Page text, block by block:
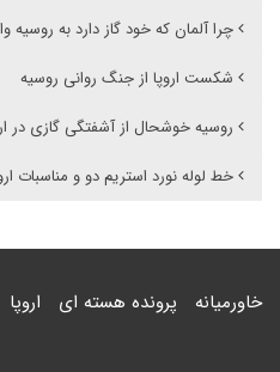
چرا آلمان که خود گاز دارد به روسیه
شکست اروپا از جنگ روانی روسیه
روسیه خوشحال از آشفتگی گازی در
خط لوله نورد استریم دو و مناسبات
خاورمیانه پرونده هسته ای اروپا